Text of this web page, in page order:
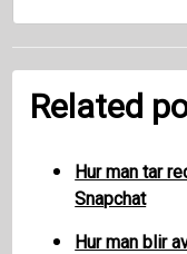
Related
Hur man tar
Snapchat
Hur man blir